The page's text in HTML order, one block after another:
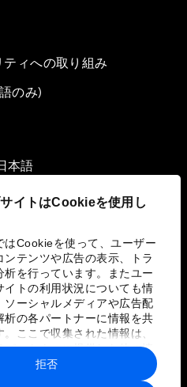
イトはCookieを使用し
はCookieを使って、ユーザー
ンテンツや広告の表示、トラ
析を行っています。またユー
イトの利用状況についても情
ソーシャルメディアや広告配
析の各パートナーに情報を共
ここで収集された情報は、
パートナーに提供した他の情
ーのサービスを使用した際
情報と組み合わされ、各パー
拒否
ィへの取り組み
のみ)
本語